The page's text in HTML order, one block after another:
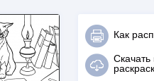
Как
Скачать